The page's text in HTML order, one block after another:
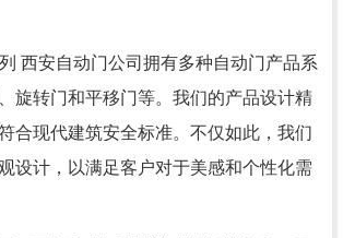
西安自动门公司拥有多种自动门产品系
旋转门和平移门等。我们的产品设计精
合现代建筑安全标准。不仅如此，我们
设计，以满足客户对于美感和个性化需